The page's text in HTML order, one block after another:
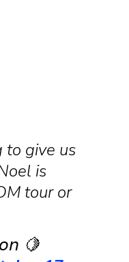
to give us
is
tour or
🍋